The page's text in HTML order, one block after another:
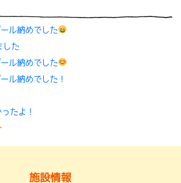
ル納めでした
した
ル納めでした
ル納めでした！
たよ！
施設情報